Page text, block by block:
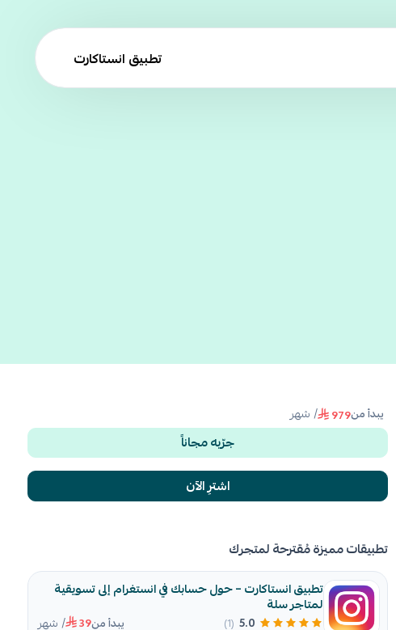
تطبيق انستاكارت
يبدأ من979 / شهر
جرّبه مجاناً
اشترِ الآن
تطبيقات مميزة مُقترحة لمتجرك
تطبيق انستاكارت – حول حسابك في انستغرام إلى تسويقية
لمتاجر سلة
5.0
(1) يبدأ من39 / شهر